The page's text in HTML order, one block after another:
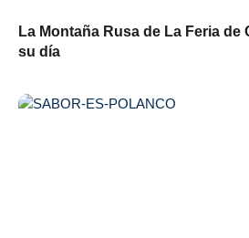
La Montaña Rusa de La Feria
su día